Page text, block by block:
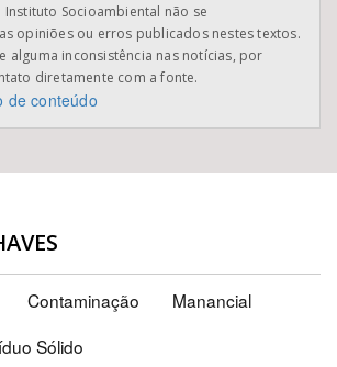
Instituto Socioambiental não se
opiniões ou erros publicados nestes textos.
alguma inconsistência nas notícias, por
diretamente com a fonte.
de conteúdo
Contaminação
Manancial
Sólido